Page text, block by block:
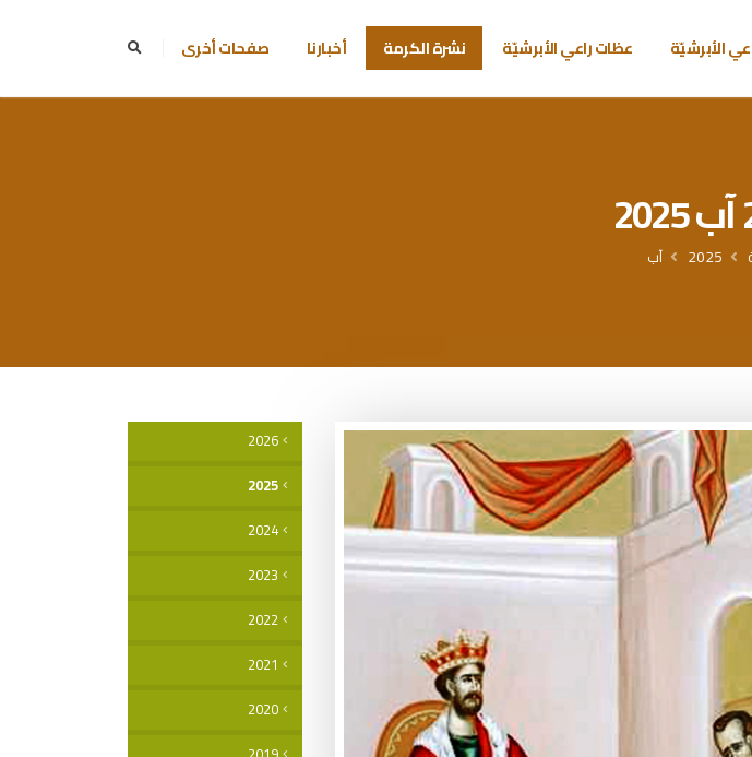
الأبرشيّة عظات راعي الأبرشيّة نشرة الكرمة أخبارنا صفحات أخرى
2025 آب
2026
2025
2024
2023
2022
2021
2020